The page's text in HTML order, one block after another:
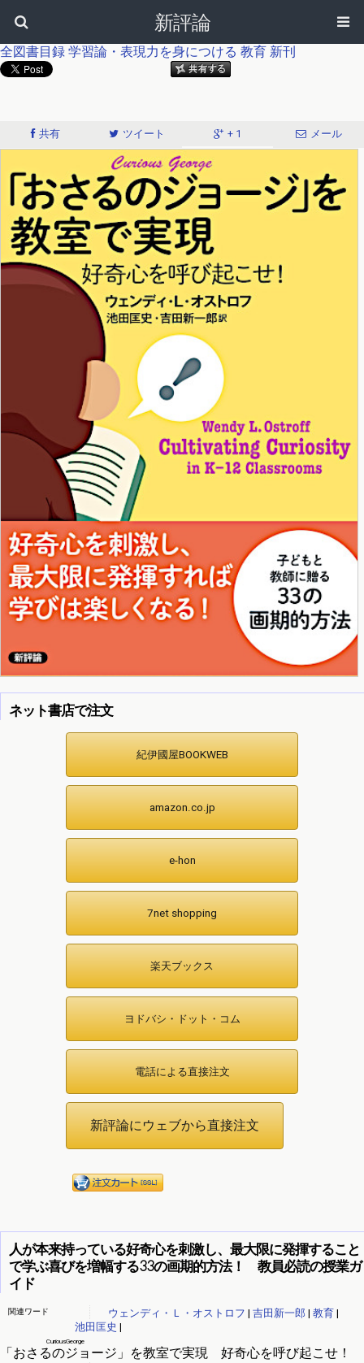
新評論
全図書目録 学習論・表現力を身につける 教育 新刊
共有 ツイート + 1 メール
ネット書店で注文
紀伊國屋BOOKWEB
amazon.co.jp
e-hon
7net shopping
楽天ブックス
ヨドバシ・ドット・コム
電話による直接注文
人が本来持っている好奇心を刺激し、最大限に発揮すること
で学ぶ喜びを増幅する33の画期的方法！ 教員必読の授業ガ
イド
関連ワード ウェンディ・Ｌ・オストロフ | 吉田新一郎 | 教育|
池田匡史 |
「おさるのジョージ
CuriousGeorge
」を教室で実現 好奇心を呼び起こせ！